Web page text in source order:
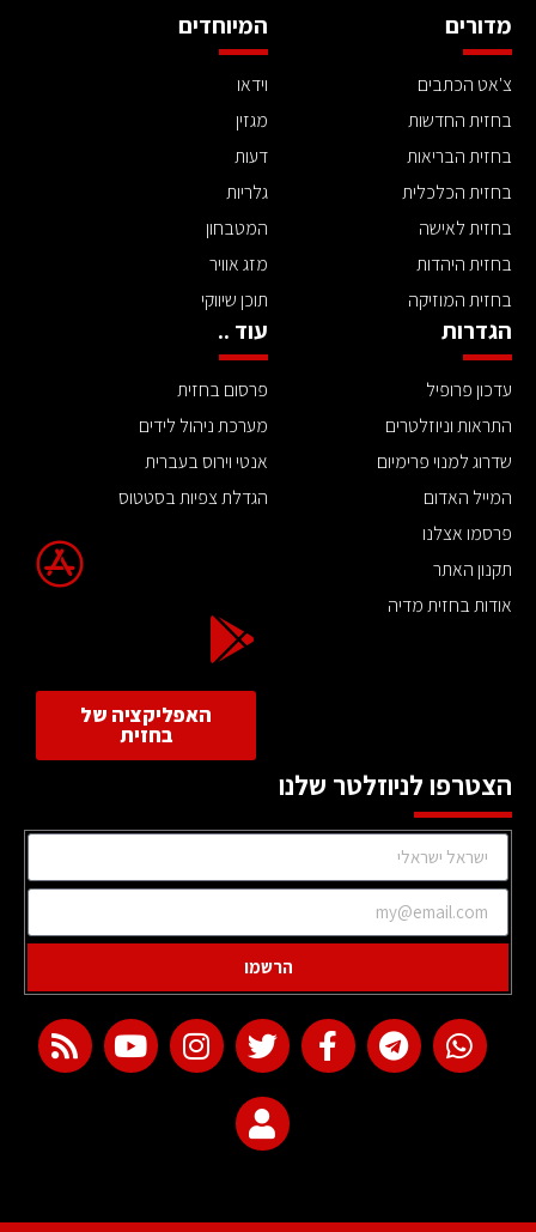
מדורים
צ'אט הכתבים
בחזית החדשות
בחזית הבריאות
בחזית הכלכלית
בחזית לאישה
בחזית היהדות
בחזית המוזיקה
המיוחדים
וידאו
מגזין
דעות
גלריות
המטבחון
מזג אוויר
תוכן שיווקי
הגדרות
עדכון פרופיל
התראות וניוזלטרים
שדרוג למנוי פרימיום
המייל האדום
פרסמו אצלנו
תקנון האתר
אודות בחזית מדיה
עוד ..
פרסום בחזית
מערכת ניהול לידים
אנטי וירוס בעברית
הגדלת צפיות בסטטוס
האפליקציה של
בחזית
הצטרפו לניוזלטר שלנו
הרשמו